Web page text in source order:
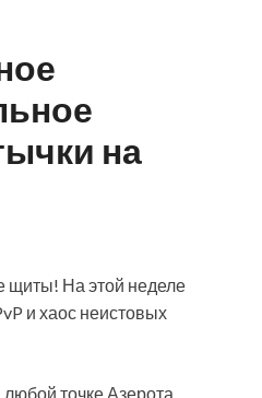
на
щиты! На этой неделе
и хаос неистовых
точке Азерота